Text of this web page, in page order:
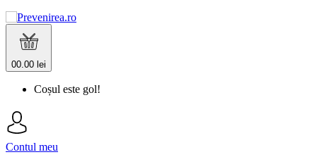
00.00 lei
Coșul este gol!
Contul meu